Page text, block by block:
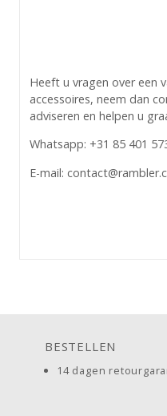
Heeft u vragen over een
accessoires, neem dan
adviseren en helpen u
Whatsapp: +31 85 401
E-mail:
BESTELLEN
14 dagen